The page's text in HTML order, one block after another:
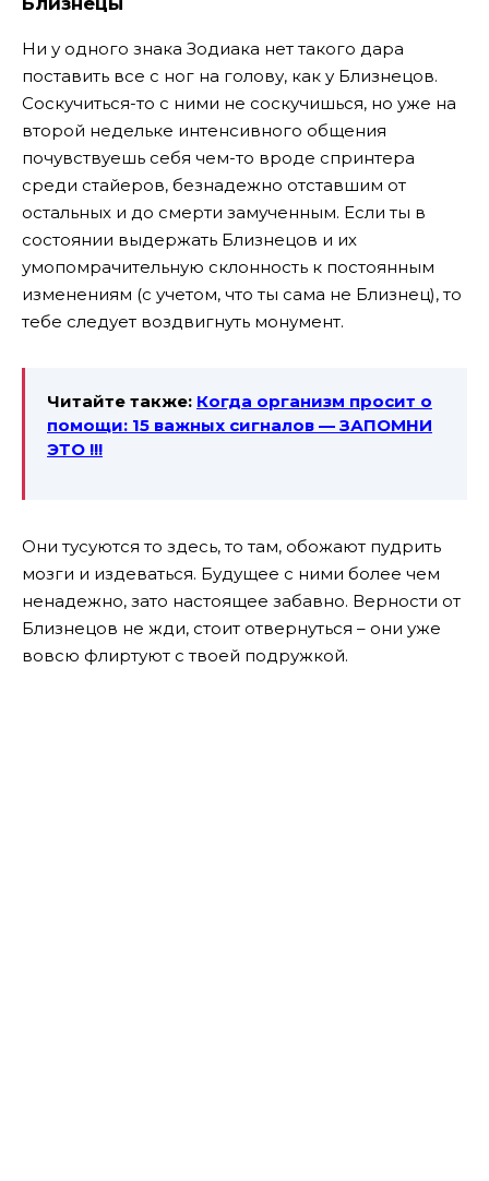
Ни у одного знака Зодиака нет такого дара
поставить все с ног на голову, как у Близнецов.
Соскучиться-то с ними не соскучишься, но уже на
второй недельке интенсивного общения
почувствуешь себя чем-то вроде спринтера
среди стайеров, безнадежно отставшим от
остальных и до смерти замученным. Если ты в
состоянии выдержать Близнецов и их
умопомрачительную склонность к постоянным
изменениям (с учетом, что ты сама не Близнец), то
тебе следует воздвигнуть монумент.
Читайте также: Когда организм просит о
помощи: 15 важных сигналов — ЗАПОМНИ
ЭТО !!!
Они тусуются то здесь, то там, обожают пудрить
мозги и издеваться. Будущее с ними более чем
ненадежно, зато настоящее забавно. Верности от
Близнецов не жди, стоит отвернуться – они уже
вовсю флиртуют с твоей подружкой.